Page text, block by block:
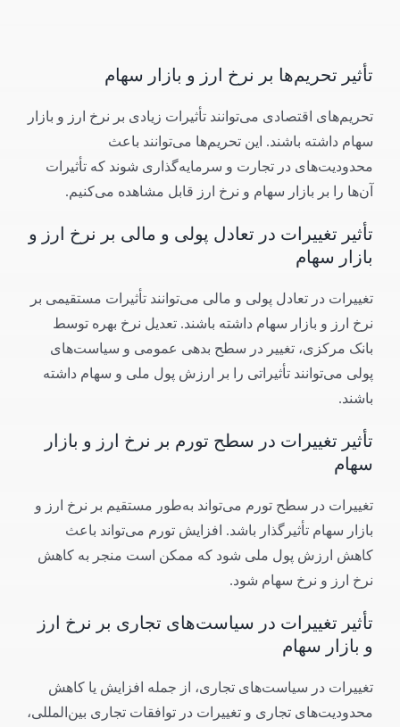
تأثیر تحریم‌ها بر نرخ ارز و بازار سهام
تحریم‌های اقتصادی می‌توانند تأثیرات زیادی بر نرخ ارز و بازار
سهام داشته باشند. این تحریم‌ها می‌توانند باعث
محدودیت‌های در تجارت و سرمایه‌گذاری شوند که تأثیرات
آن‌ها را بر بازار سهام و نرخ ارز قابل مشاهده می‌کنیم.
تأثیر تغییرات در تعادل پولی و مالی بر نرخ ارز و
بازار سهام
تغییرات در تعادل پولی و مالی می‌توانند تأثیرات مستقیمی بر
نرخ ارز و بازار سهام داشته باشند. تعدیل نرخ بهره توسط
بانک مرکزی، تغییر در سطح بدهی عمومی و سیاست‌های
پولی می‌توانند تأثیراتی را بر ارزش پول ملی و سهام داشته
باشند.
تأثیر تغییرات در سطح تورم بر نرخ ارز و بازار
سهام
تغییرات در سطح تورم می‌تواند به‌طور مستقیم بر نرخ ارز و
بازار سهام تأثیرگذار باشد. افزایش تورم می‌تواند باعث
کاهش ارزش پول ملی شود که ممکن است منجر به کاهش
نرخ ارز و نرخ سهام شود.
تأثیر تغییرات در سیاست‌های تجاری بر نرخ ارز
و بازار سهام
تغییرات در سیاست‌های تجاری، از جمله افزایش یا کاهش
محدودیت‌های تجاری و تغییرات در توافقات تجاری بین‌المللی،